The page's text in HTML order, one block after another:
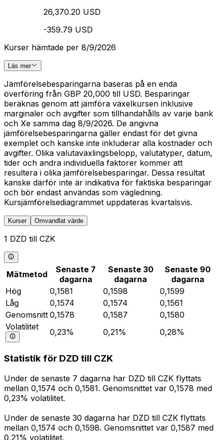
26,370.20 USD
-359.79 USD
Kurser hämtade per 8/9/2026
Läs mer
Jämförelsebesparingarna baseras på en enda
överföring från GBP 20,000 till USD. Besparingar
beräknas genom att jämföra växelkursen inklusive
marginaler och avgifter som tillhandahålls av varje bank
och Xe samma dag 8/9/2026. De angivna
jämförelsebesparingarna gäller endast för det givna
exemplet och kanske inte inkluderar alla kostnader och
avgifter. Olika valutaväxlingsbelopp, valutatyper, datum,
tider och andra individuella faktorer kommer att
resultera i olika jämförelsebesparingar. Dessa resultat
kanske därför inte är indikativa för faktiska besparingar
och bör endast användas som vägledning.
Kursjämförelsediagrammet uppdateras kvartalsvis.
Kurser Omvandlat värde
1 DZD till CZK
Mätmetod
Senaste 7
dagarna
Senaste 30
dagarna
Senaste 90
dagarna
Hög
0,1581 0,1598
0,1599
Låg
0,1574 0,1574
0,1561
Genomsnitt 0,1578 0,1587
0,1580
Volatilitet
0,23% 0,21% 0,28%
Statistik för DZD till CZK
Under de senaste 7 dagarna har DZD till CZK flyttats
mellan 0,1574 och 0,1581. Genomsnittet var 0,1578 med
0,23% volatilitet.
Under de senaste 30 dagarna har DZD till CZK flyttats
mellan 0,1574 och 0,1598. Genomsnittet var 0,1587 med
0,21% volatilitet.